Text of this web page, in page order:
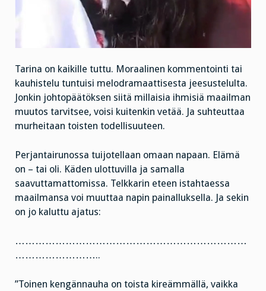
Tarina on kaikille tuttu. Moraalinen kommentointi tai
kauhistelu tuntuisi melodramaattisesta jeesustelulta.
Jonkin johtopäätöksen siitä millaisia ihmisiä maailman
muutos tarvitsee, voisi kuitenkin vetää. Ja suhteuttaa
murheitaan toisten todellisuuteen.
Perjantairunossa tuijotellaan omaan napaan. Elämä
on – tai oli. Käden ulottuvilla ja samalla
saavuttamattomissa. Telkkarin eteen istahtaessa
maailmansa voi muuttaa napin painalluksella. Ja sekin
on jo kaluttu ajatus:
……………………………………………………………
……………………..
”Toinen kengännauha on toista kireämmällä, vaikka